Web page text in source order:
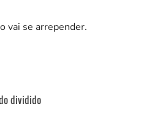
vai se arrepender.
dividido